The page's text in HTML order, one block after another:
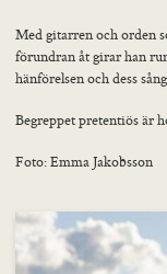
Lärare
Deltagare
Nyheter
Galleri
Hem – Nordiska
Kurser
Med gitarren och orden
förundran åt girar han
hänförelsen och dess
Begreppet pretentiös är
Foto: Emma Jakobsson